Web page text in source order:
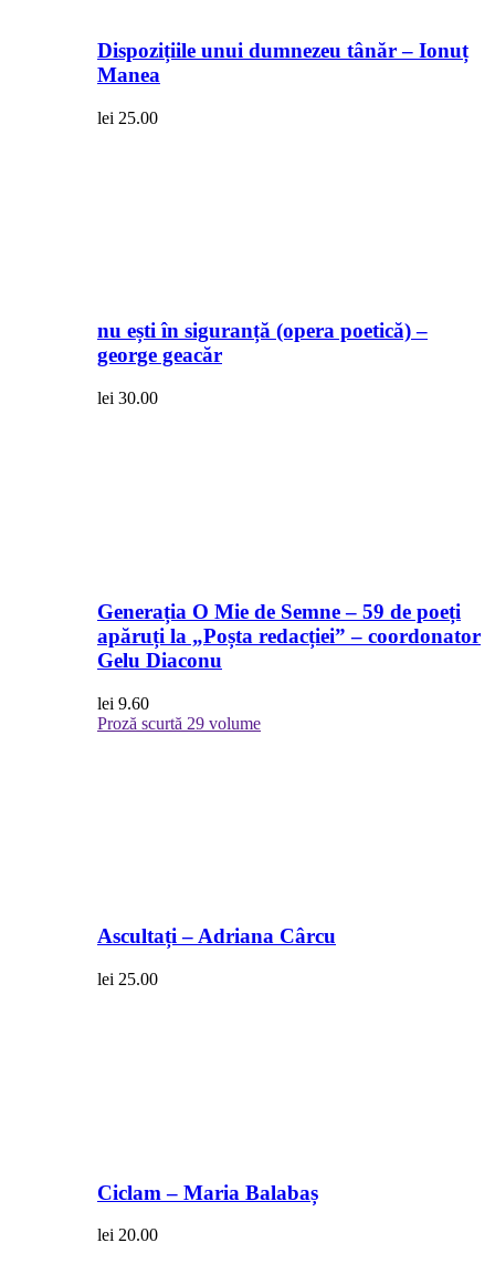
Dispozițiile unui dumnezeu tânăr – Ionuț
Manea
lei 25.00
nu ești în siguranță (opera poetică) –
george geacăr
lei 30.00
Generația O Mie de Semne – 59 de poeți
apăruți la „Poșta redacției” – coordonator
Gelu Diaconu
lei 9.60
Proză scurtă 29 volume
Ascultați – Adriana Cârcu
lei 25.00
Ciclam – Maria Balabaș
lei 20.00